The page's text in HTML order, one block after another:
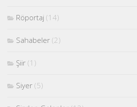
Röportaj (14)
Sahabeler (2)
Şiir (1)
Siyer (5)